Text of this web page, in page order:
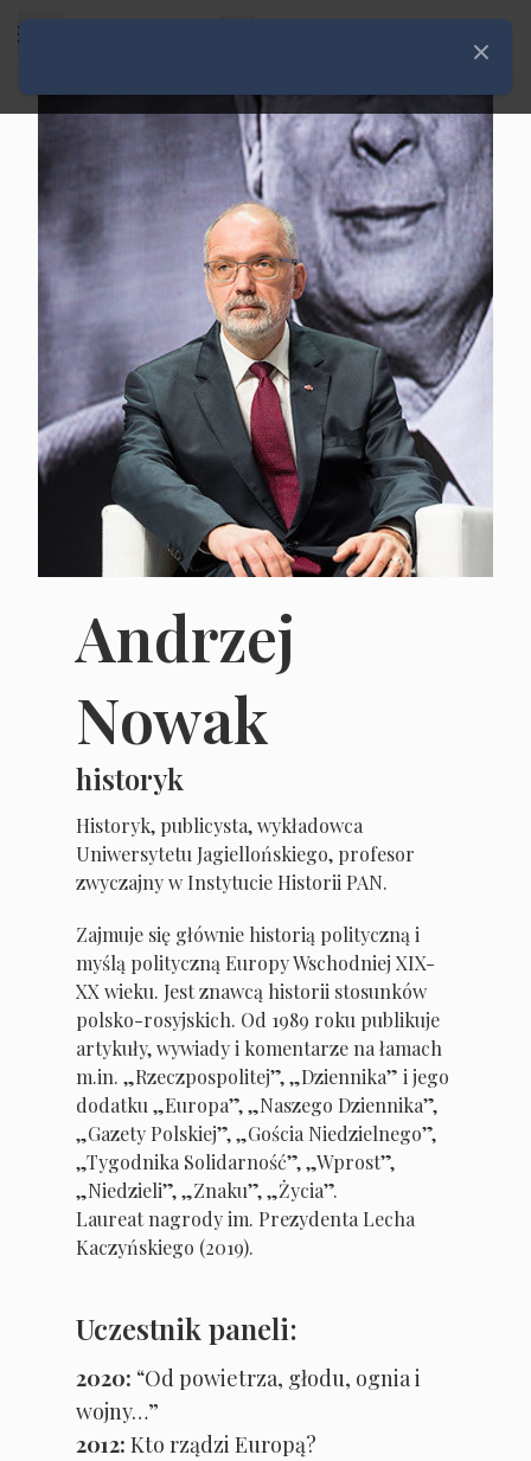
Andrzej
Nowak
historyk
Historyk, publicysta, wykładowca
Uniwersytetu Jagiellońskiego, profesor
zwyczajny w Instytucie Historii PAN.
Zajmuje się głównie historią polityczną i
myślą polityczną Europy Wschodniej XIX-
XX wieku. Jest znawcą historii stosunków
polsko-rosyjskich. Od 1989 roku publikuje
artykuły, wywiady i komentarze na łamach
m.in. „Rzeczpospolitej”, „Dziennika” i jego
dodatku „Europa”, „Naszego Dziennika”,
„Gazety Polskiej”, „Gościa Niedzielnego”,
„Tygodnika Solidarność”, „Wprost”,
„Niedzieli”, „Znaku”, „Życia”.
Laureat nagrody im. Prezydenta Lecha
Kaczyńskiego (2019).
Uczestnik paneli:
2020: “Od powietrza, głodu, ognia i
wojny…”
2012: Kto rządzi Europą?
Zamknij